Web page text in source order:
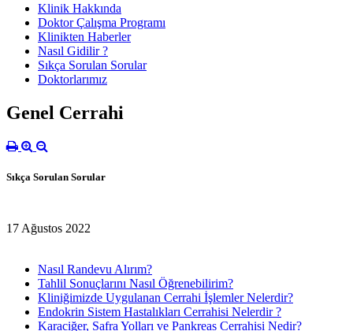
Klinik Hakkında
Doktor Çalışma Programı
Klinikten Haberler
Nasıl Gidilir ?
Sıkça Sorulan Sorular
Doktorlarımız
Genel Cerrahi
Sıkça Sorulan Sorular
17 Ağustos 2022
Nasıl Randevu Alırım?
Tahlil Sonuçlarını Nasıl Öğrenebilirim?
Kliniğimizde Uygulanan Cerrahi İşlemler Nelerdir?
Endokrin Sistem Hastalıkları Cerrahisi Nelerdir ?
Karaciğer, Safra Yolları ve Pankreas Cerrahisi Nedir?